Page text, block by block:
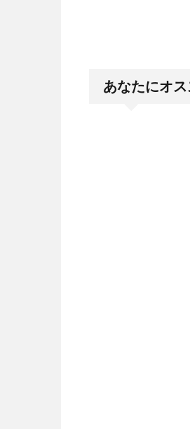
あなたにオ